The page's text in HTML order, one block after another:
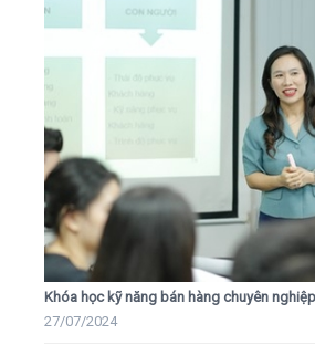
Khóa học kỹ năng bán hàng chuyên
27/07/2024